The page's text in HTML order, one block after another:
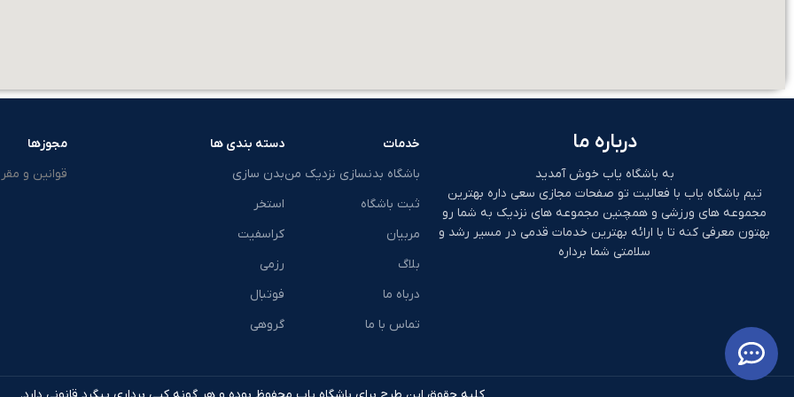
درباره ما
به باشگاه یاب خوش آمدید
تیم باشگاه یاب با فعالیت تو صفحات مجازی سعی داره بهترین
مجموعه های ورزشی و همچنین مجموعه های نزدیک به شما رو
بهتون معرفی کنه تا با ارائه بهترین خدمات قدمی در مسیر رشد و
سلامتی شما برداره
خدمات
باشگاه بدنسازی نزدیک من
ثبت باشگاه
مربیان
بلاگ
درباه ما
تماس با ما
دسته بندی ها
بدن سازی
استخر
کراسفیت
رزمی
فوتبال
گروهی
مجوزها
قوانین و